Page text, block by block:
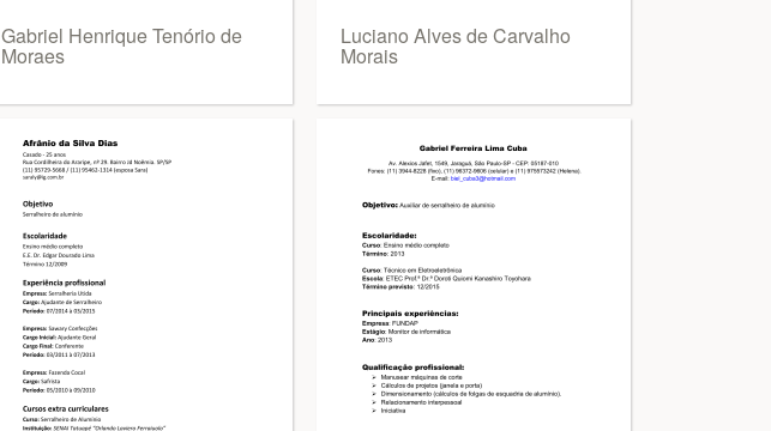
Gabriel Henrique Tenório de
Moraes
Luciano Alves de Carvalho
Morais